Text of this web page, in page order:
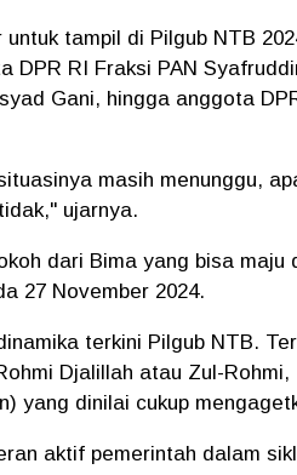
tampil di Pilgub NTB
DPR RI Fraksi PAN
Gani, hingga anggota
masih menunggu,
ujarnya.
dari Bima yang bisa maju
27 November 2024.
terkini Pilgub NTB.
Djalillah atau Zul-Rohmi,
yang dinilai cukup
aktif pemerintah dalam